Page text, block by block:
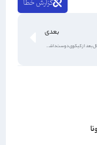
بعدی
افسانه اسپانیا: 32 سال بعد از کیکوی دوست‌داشتنی!‏